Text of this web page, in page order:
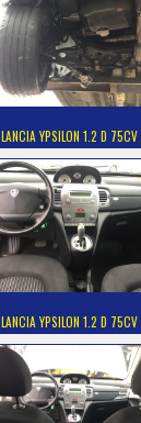
LANCIA YPSILON 1.2 D 75CV …
LANCIA YPSILON 1.2 D 75CV …